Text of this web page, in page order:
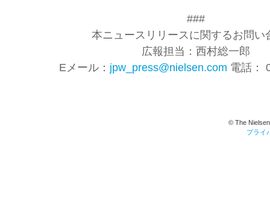
###
本ニュースリリースに関するお問い
広報担当：西村総一郎
Eメール： jpw_press@nielsen.com 電話：
© The
プライ